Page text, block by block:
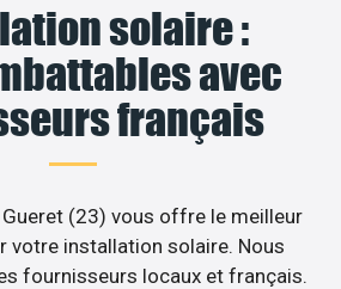
solaire :
avec
français
(23) vous offre le meilleur
votre installation solaire. Nous
fournisseurs locaux et français.